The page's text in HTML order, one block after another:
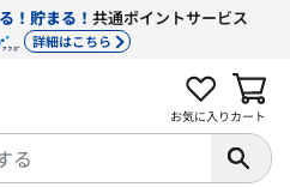
！貯まる！ 共通ポイントサービス
詳細はこちら
お気に入り カート